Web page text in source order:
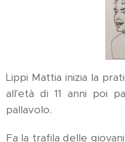
Lippi Mattia inizia la
all'età di 11 anni poi
pallavolo.
Fa la trafila delle